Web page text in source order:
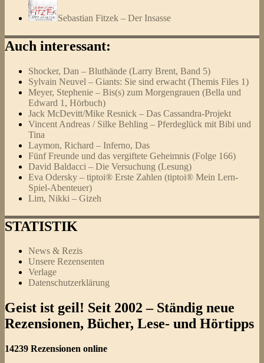
Sebastian Fitzek – Der Insasse
Auch interessant:
Shocker, Dan – Bluthände (Larry Brent, Band 5)
Sylvain Neuvel – Giants: Sie sind erwacht (Themis Files 1)
Meyer, Stephenie – Bis(s) zum Morgengrauen (Bella und
Edward 1, Hörbuch)
Jack McDevitt/Mike Resnick – Das Cassandra-Projekt
Vincent Andreas / Silke Behling – Pferdeglück mit Bibi und
Tina
Laymon, Richard – Inferno, Das
Fünf Freunde und das vergiftete Geheimnis (Folge 166)
David Baldacci – Die Versuchung (Lesung)
Eva Odersky – tiptoi® Erste Zahlen (tiptoi® Mein Lern-
Spiel-Abenteuer)
Lim, Nikki – Gizeh
STATISTIK
News & Rezis
Unsere Rezensenten
Verlage
Datenschutzerklärung
Geist ist geil! Seit 2002 – Ständig neue
Rezensionen, Bücher, Lese- und Hörtipps
14239 Rezensionen online